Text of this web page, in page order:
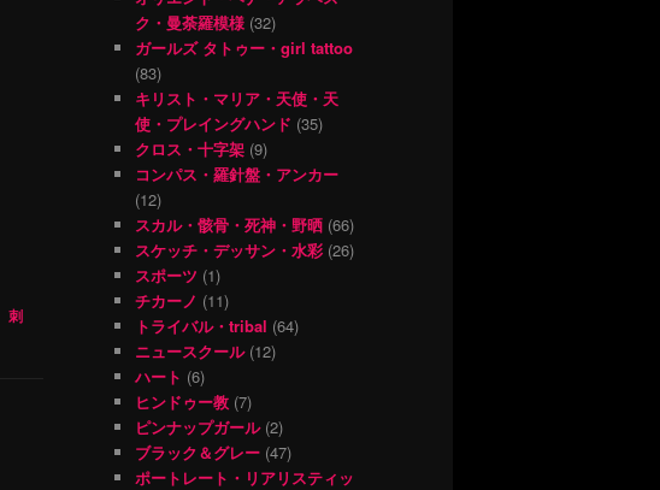
刺
ク・曼荼羅模様 (32)
ガールズ タトゥー・girl tattoo
(83)
キリスト・マリア・天使・天
使・プレイングハンド (35)
クロス・十字架 (9)
コンパス・羅針盤・アンカー
(12)
スカル・骸骨・死神・野晒 (66)
スケッチ・デッサン・水彩 (26)
スポーツ (1)
チカーノ (11)
トライバル・tribal (64)
ニュースクール(12)
ハート (6)
ヒンドゥー教 (7)
ピンナップガール(2)
ブラック＆グレー (47)
ポートレート・リアリスティッ